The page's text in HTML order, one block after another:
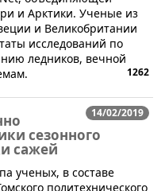
и Арктики. Ученые из
и Великобритании
исследований по
ледников, вечной
1262
14/02/2019
сезонного
сажей
ученых, в составе
политехнического